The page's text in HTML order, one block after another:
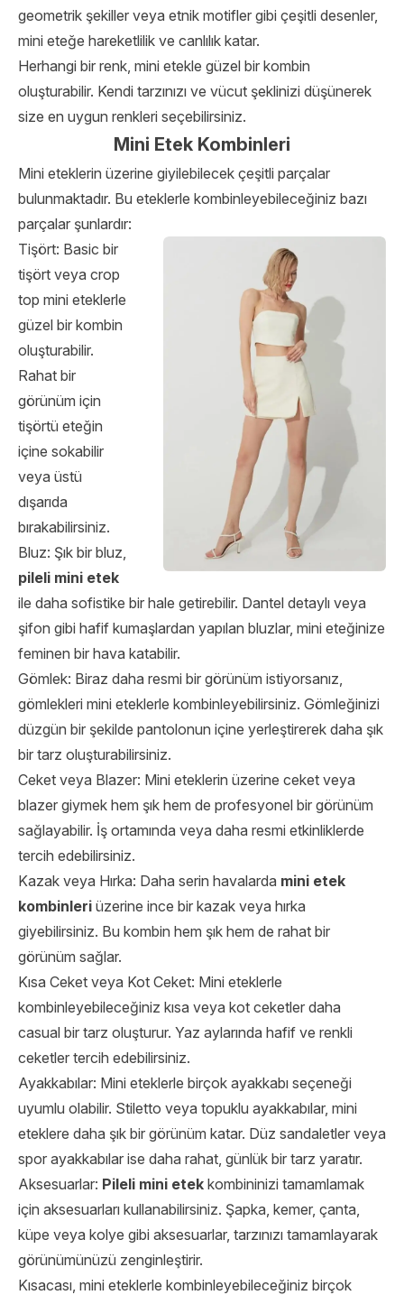
geometrik şekiller veya etnik motifler gibi çeşitli desenler,
mini eteğe hareketlilik ve canlılık katar.
Herhangi bir renk, mini etekle güzel bir kombin
oluşturabilir. Kendi tarzınızı ve vücut şeklinizi düşünerek
size en uygun renkleri seçebilirsiniz.
Mini Etek Kombinleri
Mini eteklerin üzerine giyilebilecek çeşitli parçalar
bulunmaktadır. Bu eteklerle kombinleyebileceğiniz bazı
parçalar şunlardır:
Tişört: Basic bir
tişört veya crop
top mini eteklerle
güzel bir kombin
oluşturabilir.
Rahat bir
görünüm için
tişörtü eteğin
içine sokabilir
veya üstü
dışarıda
bırakabilirsiniz.
Bluz: Şık bir bluz,
pileli mini etek
ile daha sofistike bir hale getirebilir. Dantel detaylı veya
şifon gibi hafif kumaşlardan yapılan bluzlar, mini eteğinize
feminen bir hava katabilir.
Gömlek: Biraz daha resmi bir görünüm istiyorsanız,
gömlekleri mini eteklerle kombinleyebilirsiniz. Gömleğinizi
düzgün bir şekilde pantolonun içine yerleştirerek daha şık
bir tarz oluşturabilirsiniz.
Ceket veya Blazer: Mini eteklerin üzerine ceket veya
blazer giymek hem şık hem de profesyonel bir görünüm
sağlayabilir. İş ortamında veya daha resmi etkinliklerde
tercih edebilirsiniz.
Kazak veya Hırka: Daha serin havalarda mini etek
kombinleri üzerine ince bir kazak veya hırka
giyebilirsiniz. Bu kombin hem şık hem de rahat bir
görünüm sağlar.
Kısa Ceket veya Kot Ceket: Mini eteklerle
kombinleyebileceğiniz kısa veya kot ceketler daha
casual bir tarz oluşturur. Yaz aylarında hafif ve renkli
ceketler tercih edebilirsiniz.
Ayakkabılar: Mini eteklerle birçok ayakkabı seçeneği
uyumlu olabilir. Stiletto veya topuklu ayakkabılar, mini
eteklere daha şık bir görünüm katar. Düz sandaletler veya
spor ayakkabılar ise daha rahat, günlük bir tarz yaratır.
Aksesuarlar: Pileli mini etek kombininizi tamamlamak
için aksesuarları kullanabilirsiniz. Şapka, kemer, çanta,
küpe veya kolye gibi aksesuarlar, tarzınızı tamamlayarak
görünümünüzü zenginleştirir.
Kısacası, mini eteklerle kombinleyebileceğiniz birçok